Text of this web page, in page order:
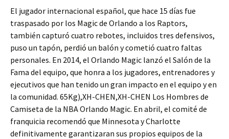
El jugador internacional español, que hace 15 días fue
traspasado por los Magic de Orlando a los Raptors,
también capturó cuatro rebotes, incluidos tres defensivos,
puso un tapón, perdió un balón y cometió cuatro faltas
personales. En 2014, el Orlando Magic lanzó el Salón de la
Fama del equipo, que honra a los jugadores, entrenadores y
ejecutivos que han tenido un gran impacto en el equipo y en
la comunidad. 65Kg),XH-CHEN,XH-CHEN Los Hombres de
Camiseta de la NBA Orlando Magic. En abril, el comité de
franquicia recomendó que Minnesota y Charlotte
definitivamente garantizaran sus propios equipos de la